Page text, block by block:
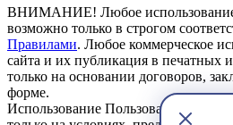
ВНИМАНИЕ! Любое использование
возможно только в строгом
Правилами. Любое коммерческое
сайта и их публикация в печатных
только на основании договоров,
форме.
Использование Пользователем